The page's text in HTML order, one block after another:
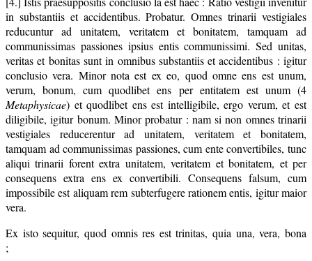
in substantiis et accidentibus. Probatur. Omnes trinarii vestigiales
reducuntur ad unitatem, veritatem et bonitatem, tamquam ad
communissimas passiones ipsius entis communissimi. Sed unitas,
veritas et bonitas sunt in omnibus substantiis et accidentibus : igitur
conclusio vera. Minor nota est ex eo, quod omne ens est unum,
verum, bonum, cum quodlibet ens per entitatem est unum (4
Metaphysicae) et quodlibet ens est intelligibile, ergo verum, et est
diligibile, igitur bonum. Minor probatur : nam si non omnes trinarii
vestigiales reducerentur ad unitatem, veritatem et bonitatem,
tamquam ad communissimas passiones, cum ente convertibiles, tunc
aliqui trinarii forent extra unitatem, veritatem et bonitatem, et per
consequens extra ens ex convertibili. Consequens falsum, cum
impossibile est aliquam rem subterfugere rationem entis, igitur maior
vera.
Ex isto sequitur, quod omnis res est trinitas, quia una, vera, bona
;